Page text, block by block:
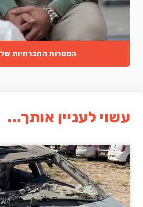
המטרות החברתיות של 121
עשוי לעניין אותך...